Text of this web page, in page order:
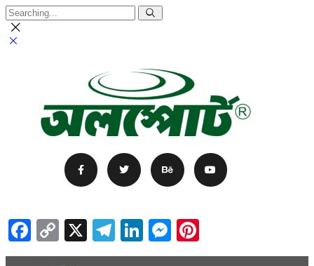
Facebook
Copy
Link
X Telegram
LinkedIn
Messenger